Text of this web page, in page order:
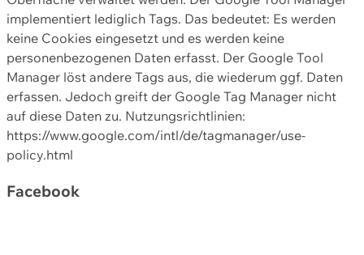
implementiert lediglich Tags. Das bedeutet: Es werden
keine Cookies eingesetzt und es werden keine
personenbezogenen Daten erfasst. Der Google Tool
Manager löst andere Tags aus, die wiederum ggf. Daten
erfassen. Jedoch greift der Google Tag Manager nicht
auf diese Daten zu. Nutzungsrichtlinien:
https://www.google.com/intl/de/tagmanager/use-
policy.html
Facebook